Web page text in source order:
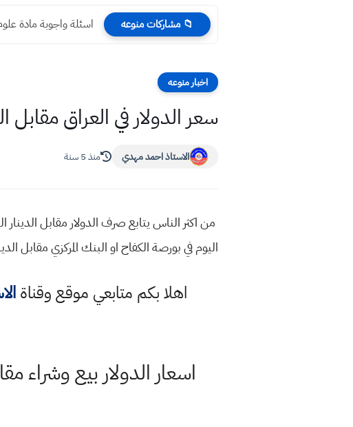
📁 مشاركات منوعه اسئلة واجوبة مادة
اخبار منوعه
سعر الدولار في العراق مقابل الدينار
الاستاذ احمد مهدي منذ 5 سنة
من اكثر الناس يتابع صرف الدولار مقابل
اليوم في بورصة الكفاح او البنك المركزي مقابل
اهلا بكم متابعي موقع وقناة